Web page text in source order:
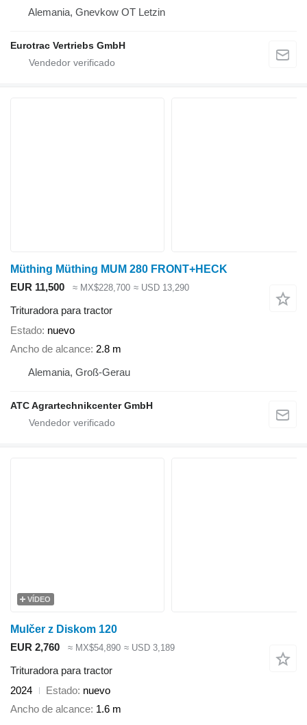
Alemania, Gnevkow OT Letzin
Eurotrac Vertriebs GmbH
Müthing Müthing MUM 280 FRONT+HECK
EUR 11,500
≈ MX$228,700 ≈ USD 13,290
Trituradora para tractor
Estado nuevo
Ancho de alcance 2.8 m
Alemania, Groß-Gerau
ATC Agrartechnikcenter GmbH
VÍDEO
Mulčer z Diskom 120
EUR 2,760
≈ MX$54,890 ≈ USD 3,189
Trituradora para tractor
2024
Estado nuevo
Ancho de alcance 1.6 m